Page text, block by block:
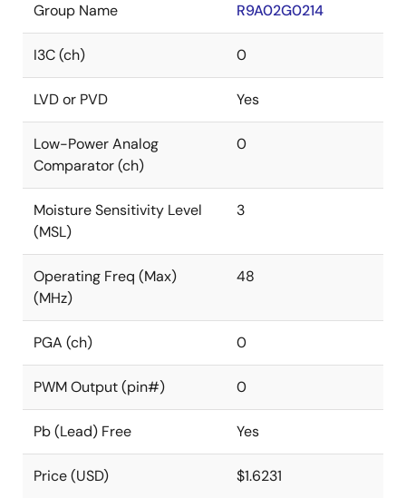
Group Name R9A02G0214
I3C (ch) 0
LVD or PVD Yes
Low-Power Analog
Comparator (ch)
0
Moisture Sensitivity Level
(MSL)
3
Operating Freq (Max)
(MHz)
48
PGA (ch) 0
PWM Output (pin#) 0
Pb (Lead) Free Yes
Price (USD) $1.6231